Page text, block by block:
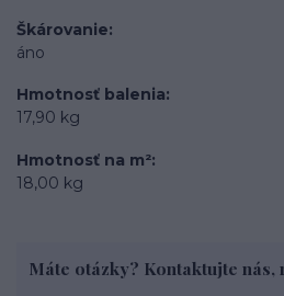
Škárovanie
áno
Hmotnosť balenia
17,90 kg
Hmotnosť na m²
18,00 kg
Máte otázky? Kontaktujte nás,